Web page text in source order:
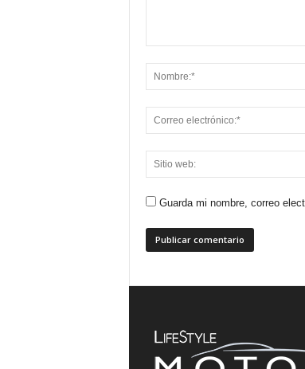
Guarda mi nombre, correo